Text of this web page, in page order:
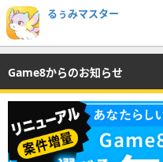
るぅみマスター
Game8からのお知らせ